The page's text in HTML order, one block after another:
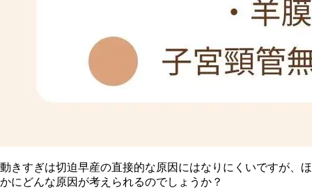
動きすぎは切迫早産の直接的な原因にはなりにくいですが、ほ
かにどんな原因が考えられるのでしょうか？